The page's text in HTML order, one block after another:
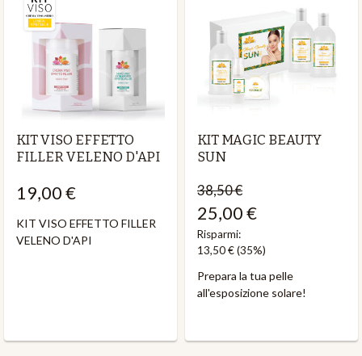
KIT VISO EFFETTO
FILLER VELENO D'API
19,00 €
KIT VISO EFFETTO FILLER
VELENO D'API
KIT MAGIC BEAUTY
SUN
38,50 €
25,00 €
Risparmi:
13,50 €(35%)
Prepara la tua pelle
all'esposizione solare!